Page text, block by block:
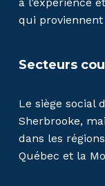
qui
Secteurs
Le siège social
Sherbrooke,
dans les
Québec et la